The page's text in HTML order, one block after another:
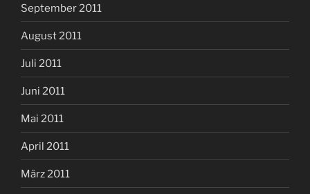
September 2011
August 2011
Juli 2011
Juni 2011
Mai 2011
April 2011
März 2011